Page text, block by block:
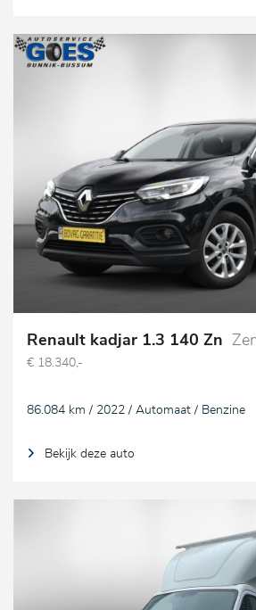
Renault kadjar 1.3 140 Zn
€ 18.340,-
86.084 km / 2022 / Automaat / Benzine
Bekijk deze auto